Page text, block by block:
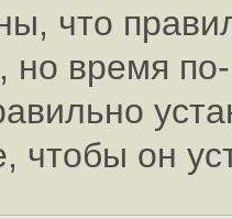
что
но время
чтобы он